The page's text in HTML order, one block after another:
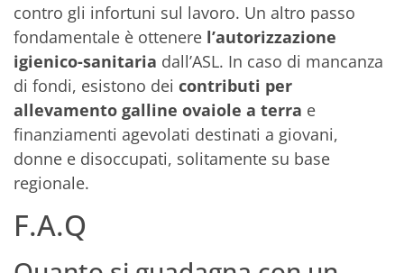
contro gli infortuni sul lavoro. Un altro passo
fondamentale è ottenere l’autorizzazione
igienico-sanitaria dall’ASL. In caso di mancanza
di fondi, esistono dei contributi per
allevamento galline ovaiole a terra e
finanziamenti agevolati destinati a giovani,
donne e disoccupati, solitamente su base
regionale.
F.A.Q